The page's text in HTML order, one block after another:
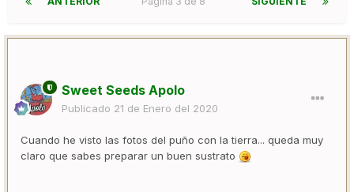
Sweet Seeds Apolo
Publicado 21 de Enero del 2020
Cuando he visto las fotos del puño con la tierra... queda muy
claro que sabes preparar un buen sustrato